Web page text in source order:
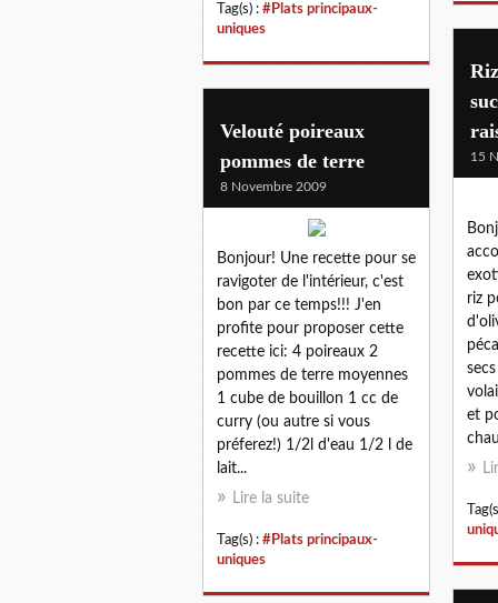
Tag(s) : #Plats principaux-
uniques
15
riz
et
Velouté poireaux
pommes de terre
8 Novembre 2009
Bonjour! Une recette pour se
ravigoter de l'intérieur, c'est
bon par ce temps!!! J'en
profite pour proposer cette
recette ici: 4 poireaux 2
pommes de terre moyennes
1 cube de bouillon 1 cc de
curry (ou autre si vous
préferez!) 1/2l d'eau 1/2 l de
lait...
Lire la suite
Tag(s) : #Plats principaux-
uniques